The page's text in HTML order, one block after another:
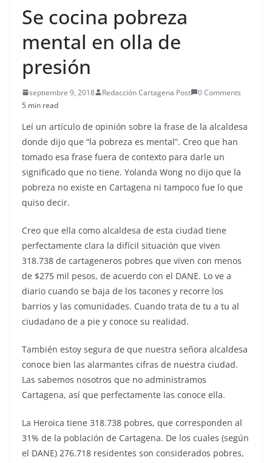
Se cocina pobreza
mental en olla de
presión
septiembre 9, 2018 Redacción Cartagena Post
0 Comments
5 min read
Leí un artículo de opinión sobre la frase de la alcaldesa
donde dijo que “la pobreza es mental”. Creo que han
tomado esa frase fuera de contexto para darle un
significado que no tiene. Yolanda Wong no dijo que la
pobreza no existe en Cartagena ni tampoco fue lo que
quiso decir.
Creo que ella como alcaldesa de esta ciudad tiene
perfectamente clara la difícil situación que viven
318.738 de cartageneros pobres que viven con menos
de $275 mil pesos, de acuerdo con el DANE. Lo ve a
diario cuando se baja de los tacones y recorre los
barrios y las comunidades. Cuando trata de tu a tu al
ciudadano de a pie y conoce su realidad.
También estoy segura de que nuestra señora alcaldesa
conoce bien las alarmantes cifras de nuestra ciudad.
Las sabemos nosotros que no administramos
Cartagena, así que perfectamente las conoce ella.
La Heroica tiene 318.738 pobres, que corresponden al
31% de la población de Cartagena. De los cuales (según
el DANE) 276.718 residentes son considerados pobres,